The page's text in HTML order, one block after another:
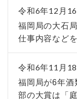
令和6年12月
福岡局の大石
仕事内容など
令和6年11月
福岡局が6年酒
部の大賞は「